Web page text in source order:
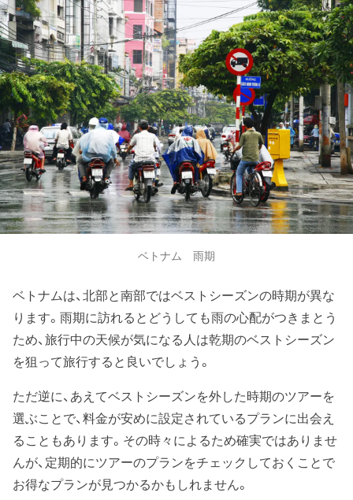
ベトナム 雨期
ベトナムは、北部と南部ではベストシーズンの時期が異な
ります。雨期に訪れるとどうしても雨の心配がつきまとう
ため、旅行中の天候が気になる人は乾期のベストシーズン
を狙って旅行すると良いでしょう。
ただ逆に、あえてベストシーズンを外した時期のツアーを
選ぶことで、料金が安めに設定されているプランに出会え
ることもあります。その時々によるため確実ではありませ
んが、定期的にツアーのプランをチェックしておくことで
お得なプランが見つかるかもしれません。